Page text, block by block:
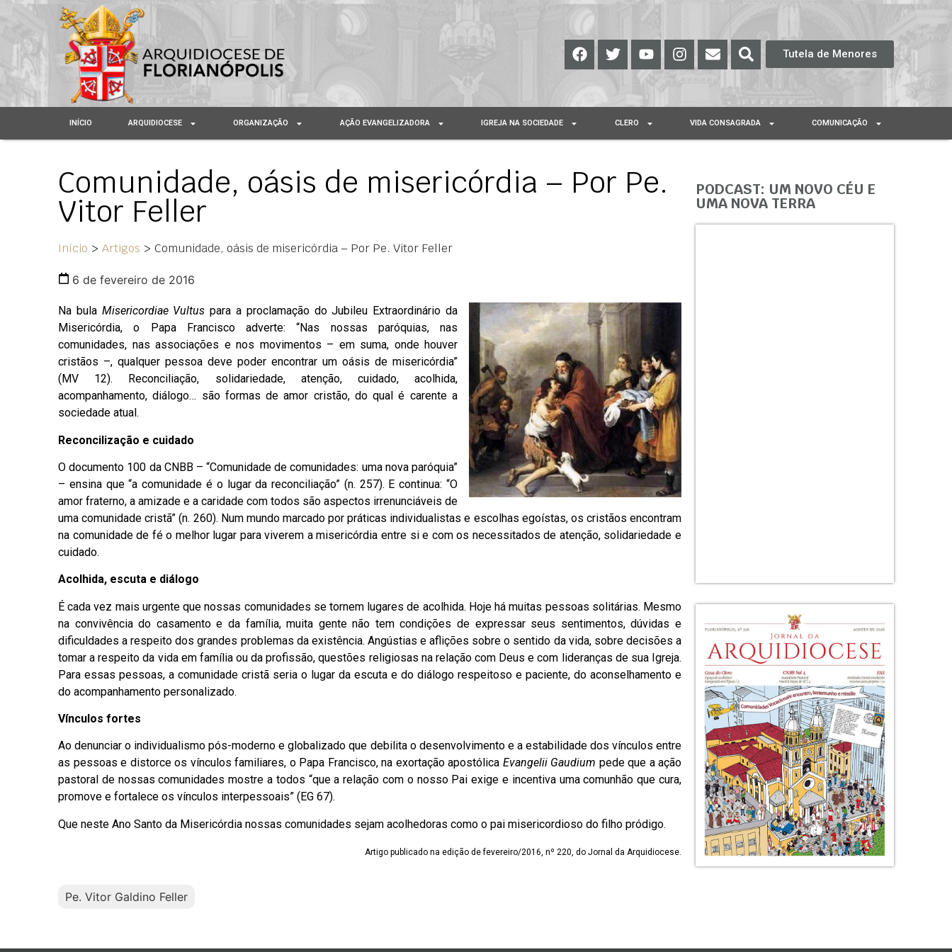
Tutela de Menores
INÍCIO ARQUIDIOCESE ORGANIZAÇÃO AÇÃO EVANGELIZADORA IGREJA NA SOCIEDADE CLERO VIDA CONSAGRADA COMUNICAÇÃO
Comunidade, oásis de misericórdia – Por Pe.
Vitor Feller
Início > Artigos > Comunidade, oásis de misericórdia – Por Pe. Vitor Feller
6 de fevereiro de 2016
Na bula Misericordiae Vultus para a proclamação do Jubileu Extraordinário da
Misericórdia, o Papa Francisco adverte: “Nas nossas paróquias, nas
comunidades, nas associações e nos movimentos – em suma, onde houver
cristãos –, qualquer pessoa deve poder encontrar um oásis de misericórdia”
(MV 12). Reconciliação, solidariedade, atenção, cuidado, acolhida,
acompanhamento, diálogo… são formas de amor cristão, do qual é carente a
sociedade atual.
Reconcilização e cuidado
O documento 100 da CNBB – “Comunidade de comunidades: uma nova paróquia”
– ensina que “a comunidade é o lugar da reconciliação” (n. 257). E continua: “O
amor fraterno, a amizade e a caridade com todos são aspectos irrenunciáveis de
uma comunidade cristã” (n. 260). Num mundo marcado por práticas individualistas e escolhas egoístas, os cristãos encontram
na comunidade de fé o melhor lugar para viverem a misericórdia entre si e com os necessitados de atenção, solidariedade e
cuidado.
Acolhida, escuta e diálogo
É cada vez mais urgente que nossas comunidades se tornem lugares de acolhida. Hoje há muitas pessoas solitárias. Mesmo
na convivência do casamento e da família, muita gente não tem condições de expressar seus sentimentos, dúvidas e
dificuldades a respeito dos grandes problemas da existência. Angústias e aflições sobre o sentido da vida, sobre decisões a
tomar a respeito da vida em família ou da profissão, questões religiosas na relação com Deus e com lideranças de sua Igreja.
Para essas pessoas, a comunidade cristã seria o lugar da escuta e do diálogo respeitoso e paciente, do aconselhamento e
do acompanhamento personalizado.
Vínculos fortes
Ao denunciar o individualismo pós-moderno e globalizado que debilita o desenvolvimento e a estabilidade dos vínculos entre
as pessoas e distorce os vínculos familiares, o Papa Francisco, na exortação apostólica Evangelii Gaudium pede que a ação
pastoral de nossas comunidades mostre a todos “que a relação com o nosso Pai exige e incentiva uma comunhão que cura,
promove e fortalece os vínculos interpessoais” (EG 67).
Que neste Ano Santo da Misericórdia nossas comunidades sejam acolhedoras como o pai misericordioso do filho pródigo.
Artigo publicado na edição de fevereiro/2016, nº 220, do Jornal da Arquidiocese.
Pe. Vitor Galdino Feller
PODCAST: UM NOVO CÉU E
UMA NOVA TERRA